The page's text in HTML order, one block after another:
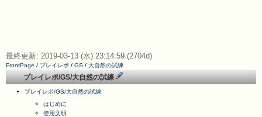
最終更新: 2019-03-13 (水) 23:14:59 (2704d)
FrontPage / プレイレポ / GS / 大自然の試練
プレイレポ/GS/大自然の試練
プレイレポ/GS/大自然の試練
はじめに
使用文明